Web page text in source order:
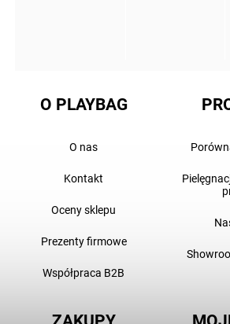
O PLAYBAG
O nas
Kontakt
Oceny sklepu
Prezenty firmowe
Współpraca B2B